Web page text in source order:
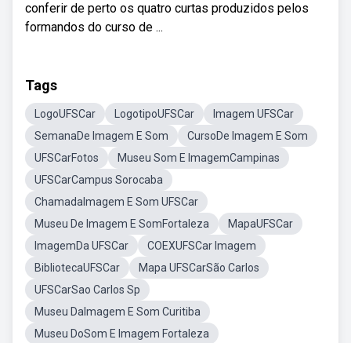
conferir de perto os quatro curtas produzidos pelos
formandos do curso de ...
Tags
LogoUFSCar LogotipoUFSCar
Imagem UFSCar
SemanaDe Imagem E Som
CursoDe Imagem E Som
UFSCarFotos
Museu Som E ImagemCampinas
UFSCarCampus Sorocaba
ChamadaImagem E Som UFSCar
Museu De Imagem E SomFortaleza
MapaUFSCar
ImagemDa UFSCar
COEXUFSCar Imagem
BibliotecaUFSCar
Mapa UFSCarSão Carlos
UFSCarSao Carlos Sp
Museu DaImagem E Som Curitiba
Museu DoSom E Imagem Fortaleza